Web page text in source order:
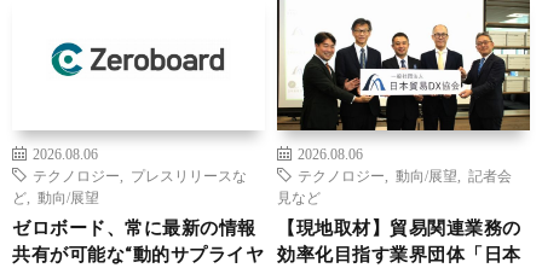
2026.08.06
テクノロジー
プレスリリースな
ど
動向/展望
ゼロボード、常に最新の情報
共有が可能な“動的サプライヤ
2026.08.06
テクノロジー
動向/展望
記者会
見など
【現地取材】貿易関連業務の
効率化目指す業界団体「日本